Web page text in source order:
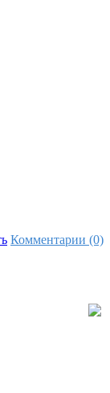
Комментарии (0)